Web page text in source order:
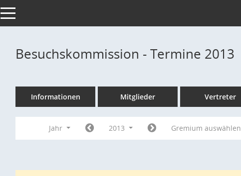
Toggle navigation
Besuchskommission - Termine 2013
Informationen Mitglieder Vertreter
Jahr 2013 Gremium auswählen